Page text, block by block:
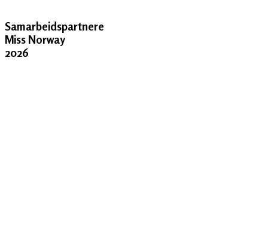
Samarbeidspartnere
Miss Norway
2026